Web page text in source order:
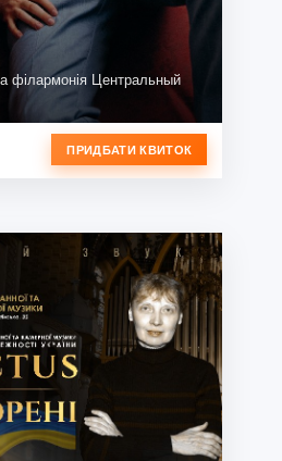
філармонія Центральный
ПРИДБАТИ КВИТОК